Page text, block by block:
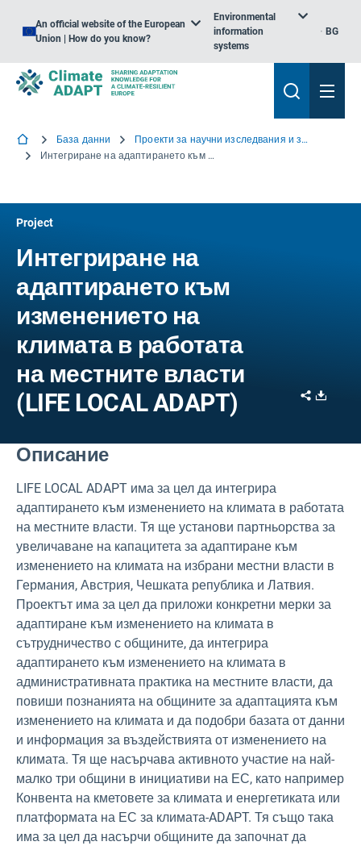
An official website of the European
Union | How do you know?
Environmental
information
systems
BG
База данни
Проекти за научни изследвания и знания
Интегриране на адаптирането към изменението на климата в работата на местните власти
Project
Интегриране на
адаптирането към
изменението на
климата в работата
на местните власти
(LIFE LOCAL ADAPT)
Share
Описание
LIFE LOCAL ADAPT има за цел да интегрира
адаптирането към изменението на климата в работата
на местните власти. Тя ще установи партньорства за
увеличаване на капацитета за адаптиране към
изменението на климата на избрани местни власти в
Германия, Австрия, Чешката република и Латвия.
Проектът има за цел да приложи конкретни мерки за
адаптиране към изменението на климата в
сътрудничество с общините, да интегрира
адаптирането към изменението на климата в
административната практика на местните власти, да
повиши познанията на общините за адаптацията към
изменението на климата и да подобри базата от данни
и информация за въздействията от изменението на
климата. Тя ще насърчава активното участие на най-
малко три общини в инициативи на ЕС, като например
Конвента на кметовете за климата и енергетиката или
платформата на ЕС за климата-ADAPT. Тя също така
има за цел да насърчи общините да започнат да